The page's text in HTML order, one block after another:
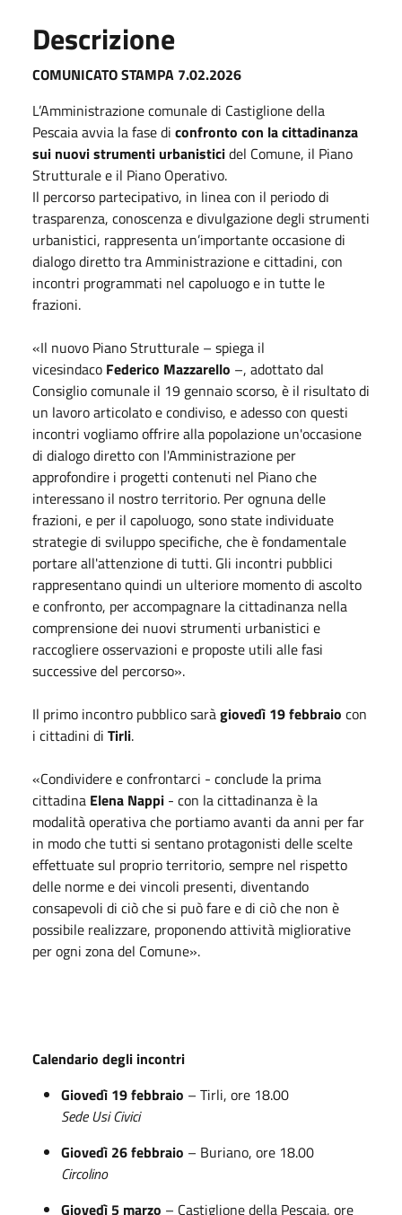
Descrizione
COMUNICATO STAMPA 7.02.2026
L’Amministrazione comunale di Castiglione della
Pescaia avvia la fase di confronto con la cittadinanza
sui nuovi strumenti urbanisticidel Comune, il Piano
Strutturale e il Piano Operativo.
Il percorso partecipativo, in linea con il periodo di
trasparenza, conoscenza e divulgazione degli strumenti
urbanistici, rappresenta un’importante occasione di
dialogo diretto tra Amministrazione e cittadini, con
incontri programmati nel capoluogo e in tutte le
frazioni.
«Il nuovo Piano Strutturale – spiega il
vicesindaco Federico Mazzarello –, adottato dal
Consiglio comunale il 19 gennaioscorso, è il risultato di
un lavoro articolato e condiviso, e adesso con questi
incontri vogliamo offrire alla popolazione un'occasione
di dialogo diretto con l'Amministrazione per
approfondire i progetti contenuti nel Piano che
interessano il nostro territorio. Per ognuna delle
frazioni, e per il capoluogo, sono state individuate
strategie di sviluppo specifiche, che è fondamentale
portare all'attenzione di tutti. Gli incontri pubblici
rappresentano quindi un ulteriore momento di ascolto
e confronto, per accompagnare la cittadinanza nella
comprensione dei nuovi strumenti urbanistici e
raccogliere osservazioni e proposte utili alle fasi
successive del percorso».
Il primo incontro pubblico saràgiovedì 19 febbraio con
i cittadini di Tirli.
«Condividere e confrontarci - conclude la prima
cittadina Elena Nappi - con la cittadinanza è la
modalità operativa che portiamo avanti da anni per far
in modo che tutti si sentano protagonisti delle scelte
effettuate sul proprio territorio, sempre nel rispetto
delle norme e dei vincoli presenti, diventando
consapevoli di ciò che si può fare e di ciò che non è
possibile realizzare, proponendo attività migliorative
per ogni zona del Comune».
Calendario degli incontri
Giovedì 19 febbraio – Tirli, ore 18.00
Sede Usi Civici
Giovedì 26 febbraio – Buriano, ore 18.00
Circolino
Giovedì 5 marzo – Castiglione della Pescaia, ore